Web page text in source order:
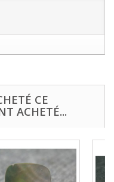
CE
ACHETÉ...